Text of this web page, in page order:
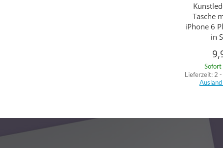
Tasche
iPhone 6
in
Sofort
Lieferzeit: 2